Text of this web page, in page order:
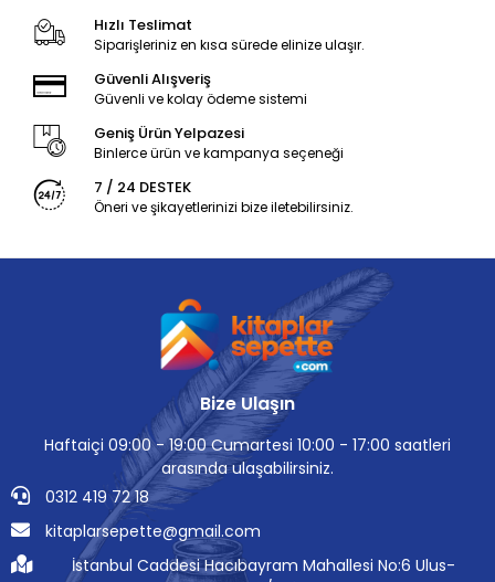
Hızlı Teslimat
Siparişleriniz en kısa sürede elinize ulaşır.
Güvenli Alışveriş
Güvenli ve kolay ödeme sistemi
Geniş Ürün Yelpazesi
Binlerce ürün ve kampanya seçeneği
7 / 24 DESTEK
Öneri ve şikayetlerinizi bize iletebilirsiniz.
Bize Ulaşın
Haftaiçi 09:00 - 19:00 Cumartesi 10:00 - 17:00 saatleri
arasında ulaşabilirsiniz.
0312 419 72 18
kitaplarsepette@gmail.com
İstanbul Caddesi Hacıbayram Mahallesi No:6 Ulus-